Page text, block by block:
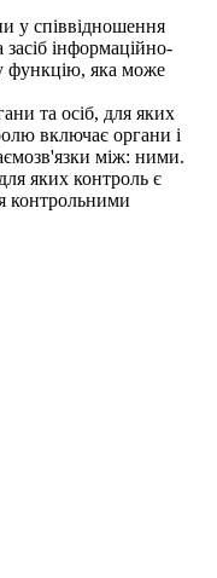
у співвідношення
інформаційно-
функцію, яка може
та осіб, для яких
включає органи і
між: ними.
яких контроль є
контрольними